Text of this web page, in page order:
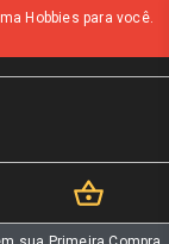
Hobbies para você.